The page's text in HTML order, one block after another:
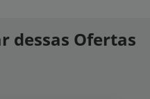
dessas Ofertas